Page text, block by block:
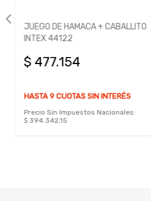
JUEGO DE HAMACA + CABALLITO
INTEX 44122
$ 477.154
HASTA 9 CUOTAS SIN INTERÉS
Precio Sin Impuestos Nacionales:
$ 394.342,15